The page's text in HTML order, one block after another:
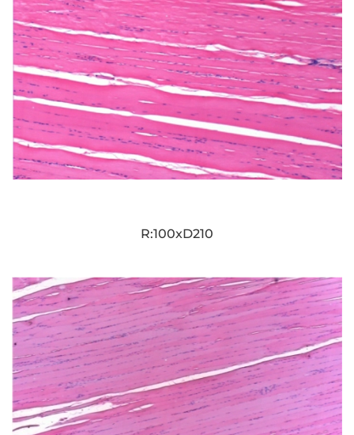
R:100xD210